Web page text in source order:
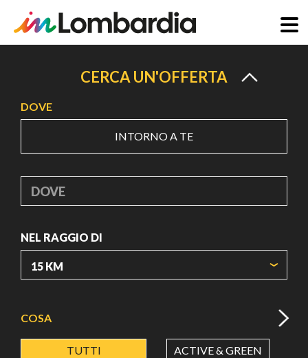
principale
CERCA UN'OFFERTA
DOVE
INTORNO A TE
DOVE
NEL RAGGIO DI
LATITUDINE
COSA
TUTTI ACTIVE & GREEN